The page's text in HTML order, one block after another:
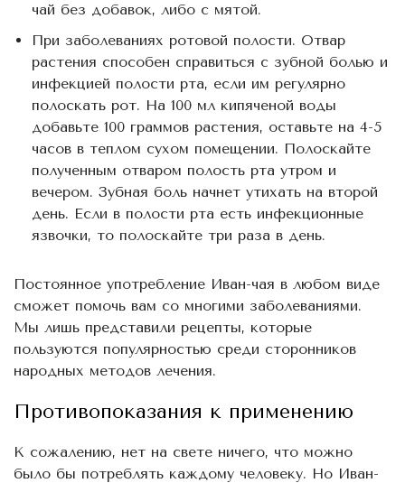
чай без добавок, либо с мятой.
При заболеваниях ротовой полости. Отвар
растения способен справиться с зубной болью и
инфекцией полости рта, если им регулярно
полоскать рот. На 100 мл кипяченой воды
добавьте 100 граммов растения, оставьте на 4-5
часов в теплом сухом помещении. Полоскайте
полученным отваром полость рта утром и
вечером. Зубная боль начнет утихать на второй
день. Если в полости рта есть инфекционные
язвочки, то полоскайте три раза в день.
Постоянное употребление Иван-чая в любом виде
сможет помочь вам со многими заболеваниями.
Мы лишь представили рецепты, которые
пользуются популярностью среди сторонников
народных методов лечения.
Противопоказания к применению
К сожалению, нет на свете ничего, что можно
было бы потреблять каждому человеку. Но Иван-